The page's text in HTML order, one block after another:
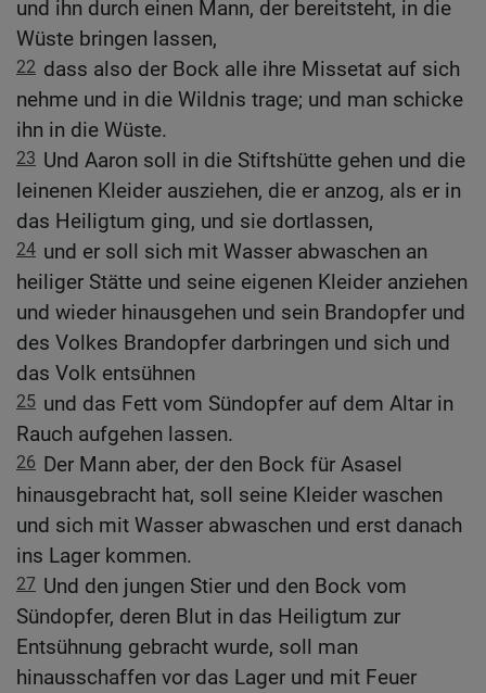
und ihn durch einen Mann, der bereitsteht, in die
Wüste bringen lassen,
22 dass also der Bock alle ihre Missetat auf sich
nehme und in die Wildnis trage; und man schicke
ihn in die Wüste.
23 Und Aaron soll in die Stiftshütte gehen und die
leinenen Kleider ausziehen, die er anzog, als er in
das Heiligtum ging, und sie dortlassen,
24 und er soll sich mit Wasser abwaschen an
heiliger Stätte und seine eigenen Kleider anziehen
und wieder hinausgehen und sein Brandopfer und
des Volkes Brandopfer darbringen und sich und
das Volk entsühnen
25 und das Fett vom Sündopfer auf dem Altar in
Rauch aufgehen lassen.
26 Der Mann aber, der den Bock für Asasel
hinausgebracht hat, soll seine Kleider waschen
und sich mit Wasser abwaschen und erst danach
ins Lager kommen.
27 Und den jungen Stier und den Bock vom
Sündopfer, deren Blut in das Heiligtum zur
Entsühnung gebracht wurde, soll man
hinausschaffen vor das Lager und mit Feuer